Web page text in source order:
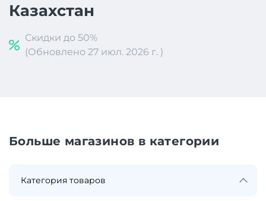
Казахстан
Скидки до 50%
(Обновлено 27 июл. 2026 г. )
Больше магазинов в категории